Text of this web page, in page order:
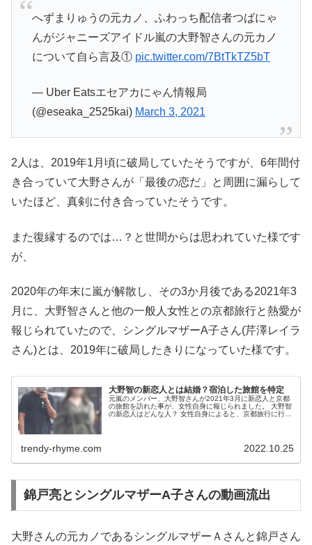
へずまりゅうの元カノ、ふわっち配信者つばにゃ
んがジャニーズアイドル嵐の大野智さんの元カノ
について自ら言及① pic.twitter.com/7BtTkTZ5bT
— Uber Eatsエセアカにゃん情報局
(@eseaka_2525kai) March 3, 2021
2人は、2019年1月頃に破局していたそうですが、6年間付
き合っていて大野さんが「最後の恋だ」と周囲に漏らして
いたほど、真剣に付き合っていたそうです。
また復縁するのでは…？と世間からは思われていた様です
が、
2020年の年末に嵐が解散し、その3か月後である2021年3
月に、大野智さんと他の一般人女性との京都旅行と熱愛が
報じられていたので、シングルマザーA子さん(芹澤レイラ
さん)とは、2019年に破局したきりになっていた様です。
大野智の新恋人とは結婚？宿泊した旅館を特定
元嵐のメンバー、大野智さんが2021年3月に新恋人と京都
の旅館を訪れた事が、女性自身に報じられました。 大野智
の新恋人はどんな人？ 女性自身によると、京都旅行に行っ
trendy-rhyme.com 2022.10.25
錦戸亮とシングルマザーA子さんの動画流出
大野さんの元カノであるシングルマザーＡさんと錦戸さん